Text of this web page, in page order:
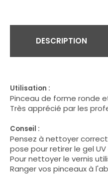
DESCRIPTION
Utilisation :
Pinceau de forme ronde
Très apprécié par les
Conseil :
Pensez à nettoyer
pose pour retirer le gel
Pour nettoyer le vernis
Ranger vos pinceaux à